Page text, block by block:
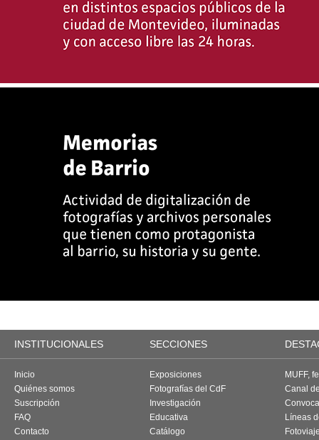
INSTITUCIONALES SECCIONES
Inicio
Quiénes somos
Suscripción
FAQ
Contacto
Exposiciones
Fotografías del CdF
Investigación
Educativa
Catálogo
MUFF,
Canal
Líneas